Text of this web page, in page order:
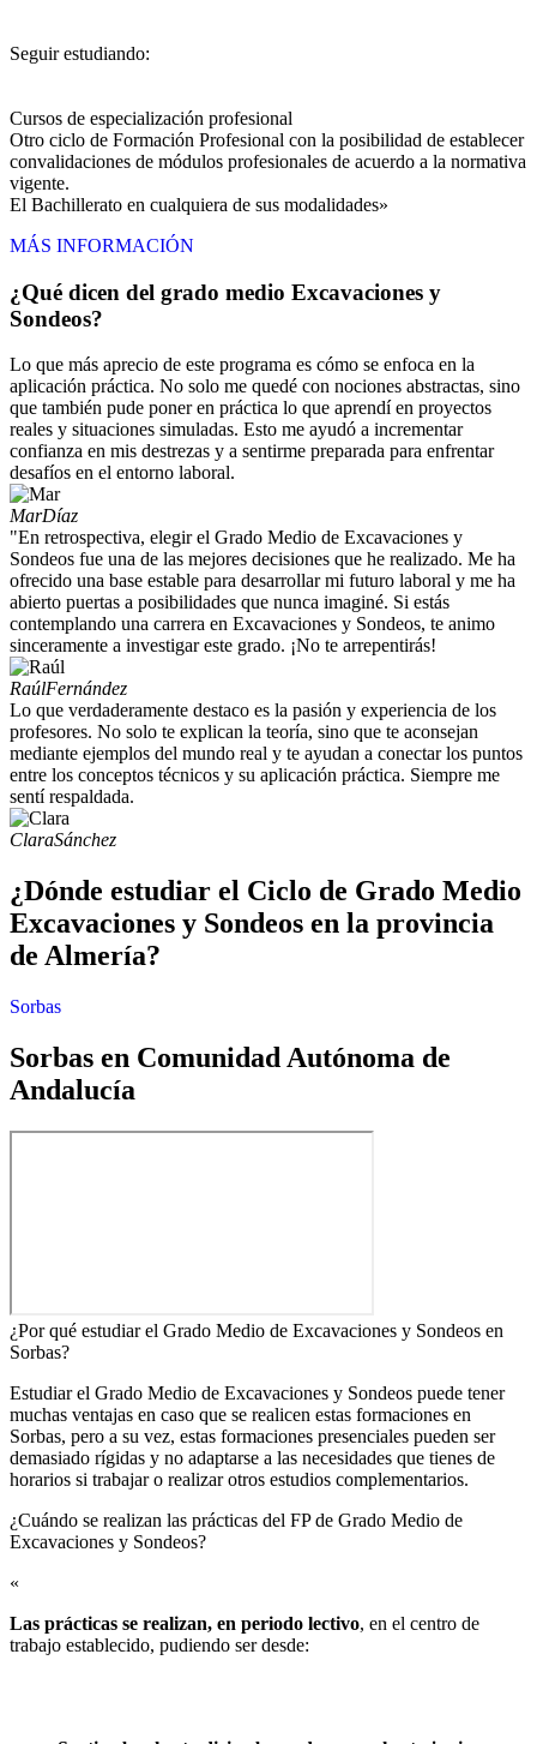
Seguir estudiando:
Cursos de especialización profesional
Otro ciclo de Formación Profesional con la posibilidad de establecer
convalidaciones de módulos profesionales de acuerdo a la normativa
vigente.
El Bachillerato en cualquiera de sus modalidades»
MÁS INFORMACIÓN
¿Qué dicen del grado medio Excavaciones y
Sondeos?
Lo que más aprecio de este programa es cómo se enfoca en la
aplicación práctica. No solo me quedé con nociones abstractas, sino
que también pude poner en práctica lo que aprendí en proyectos
reales y situaciones simuladas. Esto me ayudó a incrementar
confianza en mis destrezas y a sentirme preparada para enfrentar
desafíos en el entorno laboral.
MarDíaz
"En retrospectiva, elegir el Grado Medio de Excavaciones y
Sondeos fue una de las mejores decisiones que he realizado. Me ha
ofrecido una base estable para desarrollar mi futuro laboral y me ha
abierto puertas a posibilidades que nunca imaginé. Si estás
contemplando una carrera en Excavaciones y Sondeos, te animo
sinceramente a investigar este grado. ¡No te arrepentirás!
RaúlFernández
Lo que verdaderamente destaco es la pasión y experiencia de los
profesores. No solo te explican la teoría, sino que te aconsejan
mediante ejemplos del mundo real y te ayudan a conectar los puntos
entre los conceptos técnicos y su aplicación práctica. Siempre me
sentí respaldada.
ClaraSánchez
¿Dónde estudiar el Ciclo de Grado Medio
Excavaciones y Sondeos en la provincia
de Almería?
Sorbas
Sorbas en Comunidad Autónoma de
Andalucía
¿Por qué estudiar el Grado Medio de Excavaciones y Sondeos en
Sorbas?
Estudiar el Grado Medio de Excavaciones y Sondeos puede tener
muchas ventajas en caso que se realicen estas formaciones en
Sorbas, pero a su vez, estas formaciones presenciales pueden ser
demasiado rígidas y no adaptarse a las necesidades que tienes de
horarios si trabajar o realizar otros estudios complementarios.
¿Cuándo se realizan las prácticas del FP de Grado Medio de
Excavaciones y Sondeos?​
«
Las prácticas se realizan, en periodo lectivo, en el centro de
trabajo establecido, pudiendo ser desde: